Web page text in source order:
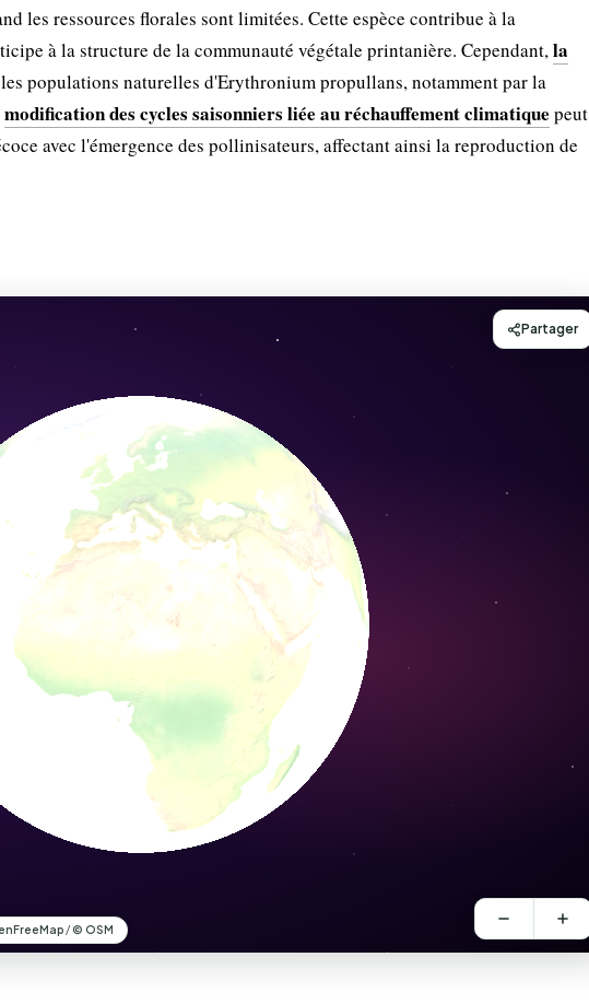
les ressources florales sont limitées. Cette espèce contribue à la
à la structure de la communauté végétale printanière. Cependant,la
les populations naturelles d'Erythronium propullans, notamment par la
modification des cycles saisonniers liée au réchauffement climatique peut
avec l'émergence des pollinisateurs, affectant ainsi la reproduction de